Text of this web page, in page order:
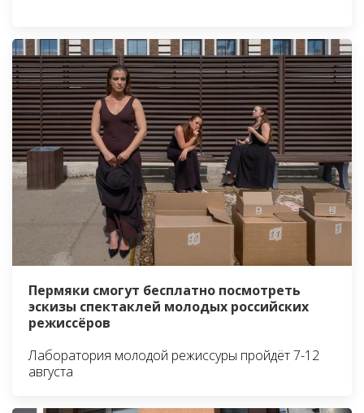
Пермяки смогут бесплатно посмотреть
эскизы спектаклей молодых российских
режиссёров
Лаборатория молодой режиссуры пройдёт 7-12
августа